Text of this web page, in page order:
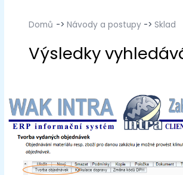
Domů Návody a postupy Sklad
Sklad